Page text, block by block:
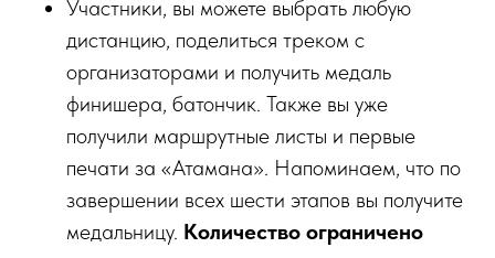
Участники, вы можете выбрать любую
дистанцию, поделиться треком с
организаторами и получить медаль
финишера, батончик. Также вы уже
получили маршрутные листы и первые
печати за «Атамана». Напоминаем, что по
завершении всех шести этапов вы получите
медальницу. Количество ограничено